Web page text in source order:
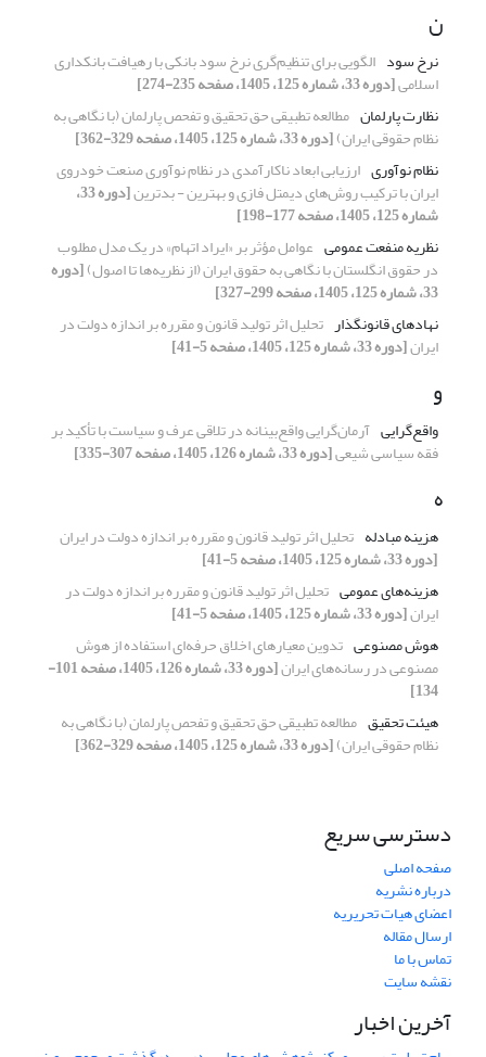
ن
نرخ سود الگویی برای تنظیم‌گری نرخ سود بانکی با رهیافت بانکداری
اسلامی[دوره 33، شماره 125، 1405، صفحه 235-274]
نظارت پارلمان مطالعه تطبیقی حق تحقیق و تفحص پارلمان (با نگاهی به
نظام حقوقی ایران)[دوره 33، شماره 125، 1405، صفحه 329-362]
نظام نوآوری ارزیابی ابعاد ناکارآمدی در نظام نوآوری صنعت خودروی
ایران با ترکیب روش‌های دیمتل فازی و بهترین - بدترین [دوره 33،
شماره 125، 1405، صفحه 177-198]
نظریه منفعت عمومی عوامل مؤثر بر «ایراد اتهام» در یک مدل مطلوب
در حقوق انگلستان با نگاهی به حقوق ایران (از نظریه‌ها تا اصول)[دوره
33، شماره 125، 1405، صفحه 299-327]
نهادهای قانونگذار تحلیل اثر تولید قانون و مقرره بر اندازه دولت در
ایران[دوره 33، شماره 125، 1405، صفحه 5-41]
و
واقع‌گرایی آرمان‌گرایی واقع‌بینانه در تلاقی عرف و سیاست با تأکید بر
فقه سیاسی شیعی[دوره 33، شماره 126، 1405، صفحه 307-335]
ه
هزینه مبادله تحلیل اثر تولید قانون و مقرره بر اندازه دولت در ایران
[دوره 33، شماره 125، 1405، صفحه 5-41]
هزینه‌های عمومی تحلیل اثر تولید قانون و مقرره بر اندازه دولت در
ایران[دوره 33، شماره 125، 1405، صفحه 5-41]
هوش مصنوعی تدوین معیارهای اخلاق حرفه‌ای استفاده از هوش
مصنوعی در رسانه‌های ایران [دوره 33، شماره 126، 1405، صفحه 101-
134]
هیئت تحقیق مطالعه تطبیقی حق تحقیق و تفحص پارلمان (با نگاهی به
نظام حقوقی ایران)[دوره 33، شماره 125، 1405، صفحه 329-362]
دسترسی سریع
صفحه اصلی
درباره نشریه
اعضای هیات تحریریه
ارسال مقاله
تماس با ما
نقشه سایت
آخرین اخبار